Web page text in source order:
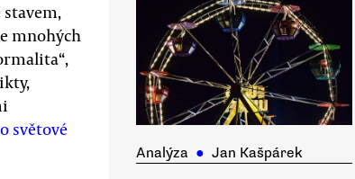
Analýza ● Jan Kašpárek
mnohých
světové